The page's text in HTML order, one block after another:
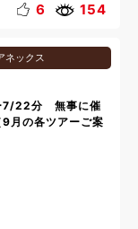
6 154
ネックス
7/22分 無事に催
月の各ツアーご案